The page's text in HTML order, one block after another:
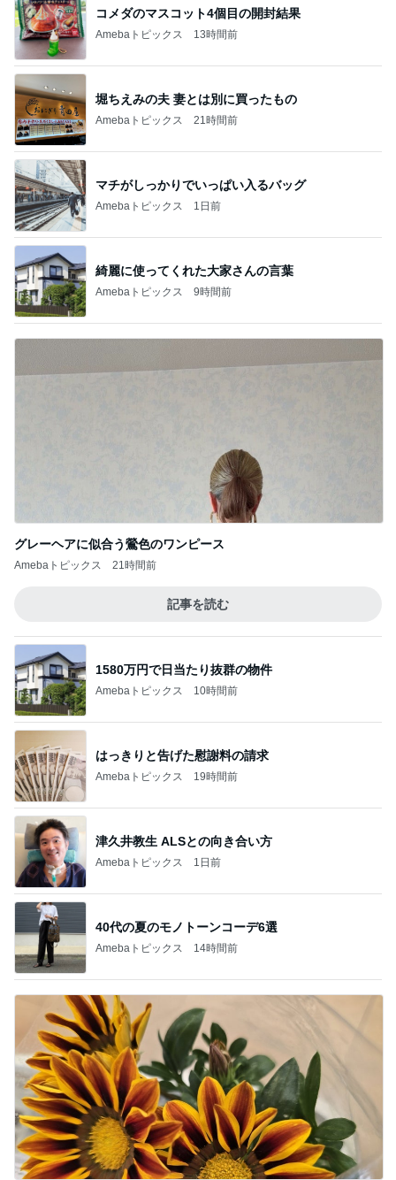
コメダのマスコット4個目の開封結果
Amebaトピックス 13時間前
堀ちえみの夫 妻とは別に買ったもの
Amebaトピックス 21時間前
マチがしっかりでいっぱい入るバッグ
Amebaトピックス 1日前
綺麗に使ってくれた大家さんの言葉
Amebaトピックス 9時間前
グレーヘアに似合う鶯色のワンピース
Amebaトピックス 21時間前
記事を読む
1580万円で日当たり抜群の物件
Amebaトピックス 10時間前
はっきりと告げた慰謝料の請求
Amebaトピックス 19時間前
津久井教生 ALSとの向き合い方
Amebaトピックス 1日前
40代の夏のモノトーンコーデ6選
Amebaトピックス 14時間前